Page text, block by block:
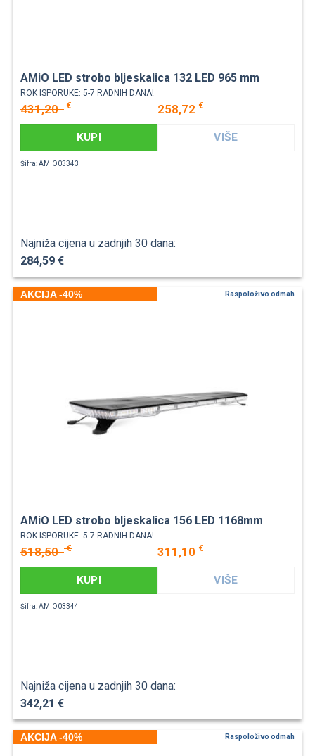
AMiO LED strobo bljeskalica 132 LED 965 mm
ROK ISPORUKE: 5-7 RADNIH DANA!
431,20€ 258,72 €
KUPI VIŠE
Šifra: AMIO03343
Najniža cijena u zadnjih 30 dana:
284,59 €
AKCIJA -40% Raspoloživo odmah
AMiO LED strobo bljeskalica 156 LED 1168mm
ROK ISPORUKE: 5-7 RADNIH DANA!
518,50€ 311,10 €
KUPI VIŠE
Šifra: AMIO03344
Najniža cijena u zadnjih 30 dana:
342,21 €
AKCIJA -40% Raspoloživo odmah